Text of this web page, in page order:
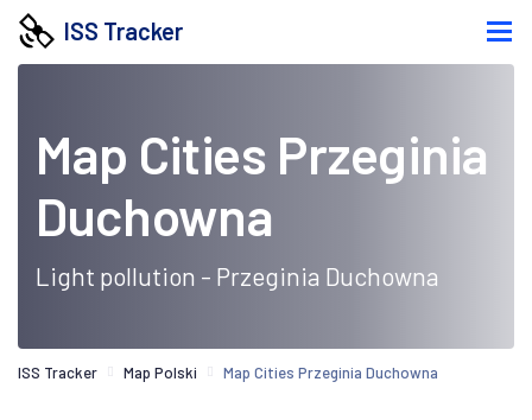
ISS Tracker
Map Cities Przeginia
Duchowna
Light pollution - Przeginia Duchowna
ISS Tracker Map Polski Map Cities Przeginia Duchowna